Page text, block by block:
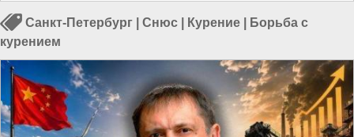
Санкт-Петербург Снюс Курение
Борьба с
курением